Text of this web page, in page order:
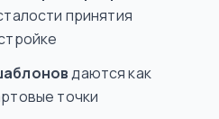
принятия
даются как
точки